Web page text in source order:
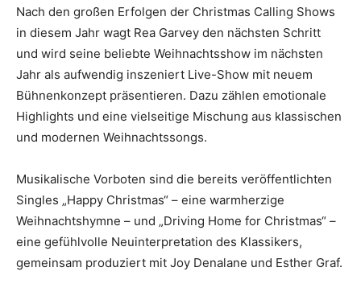
Nach den großen Erfolgen der Christmas Calling Shows
in diesem Jahr wagt Rea Garvey den nächsten Schritt
und wird seine beliebte Weihnachtsshow im nächsten
Jahr als aufwendig inszeniert Live-Show mit neuem
Bühnenkonzept präsentieren. Dazu zählen emotionale
Highlights und eine vielseitige Mischung aus klassischen
und modernen Weihnachtssongs.
Musikalische Vorboten sind die bereits veröffentlichten
Singles „Happy Christmas“ – eine warmherzige
Weihnachtshymne – und „Driving Home for Christmas“ –
eine gefühlvolle Neuinterpretation des Klassikers,
gemeinsam produziert mit Joy Denalane und Esther Graf.